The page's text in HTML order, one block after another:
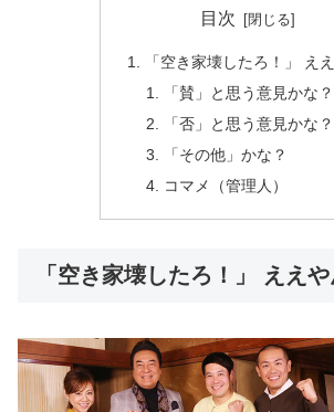
目次
「空き家壊したろ！」 え
「賛」と思う意見かな？
「否」と思う意見かな？
「その他」かな？
コマメ（管理人）
「空き家壊したろ！」 ええ